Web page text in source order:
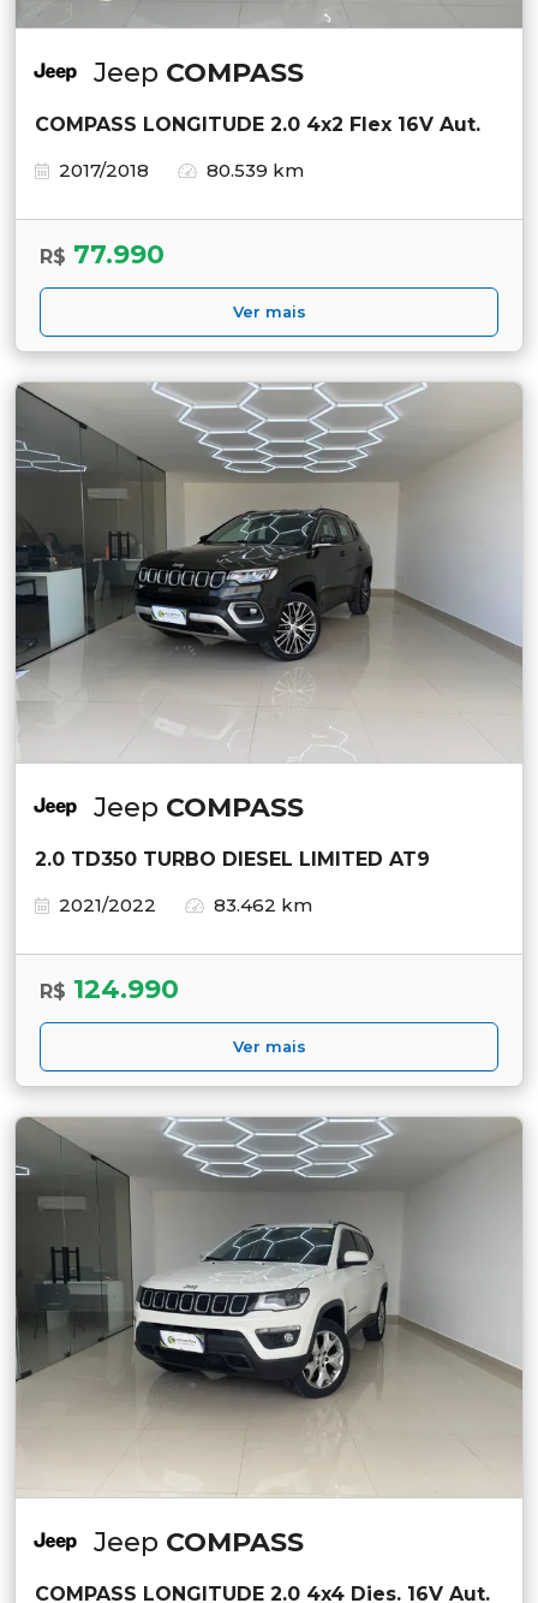
Jeep COMPASS
COMPASS LONGITUDE 2.0 4x2 Flex 16V Aut.
2017/2018
80.539 km
R$ 77.990
Ver mais
Jeep COMPASS
2.0 TD350 TURBO DIESEL LIMITED AT9
2021/2022
83.462 km
R$ 124.990
Ver mais
Jeep COMPASS
COMPASS LONGITUDE 2.0 4x4 Dies. 16V Aut.